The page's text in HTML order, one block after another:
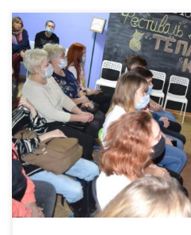
27 ноября 2021 в тюменском молодежном
центра «Дзержинец» по ул. Механическая,
фестиваль доброты «Теплые коты».